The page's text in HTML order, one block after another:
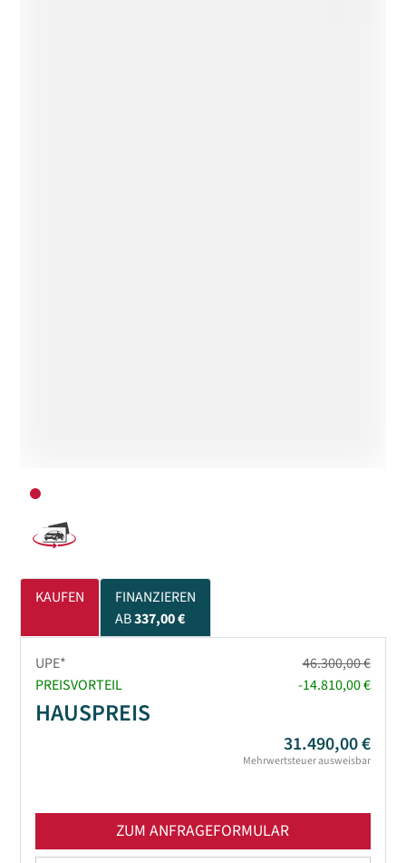
KAUFEN
FINANZIEREN
AB337,00 €
UPE*
46.300,00 €
PREISVORTEIL
-14.810,00 €
HAUSPREIS
31.490,00 €
Mehrwertsteuer ausweisbar
ZUM ANFRAGEFORMULAR